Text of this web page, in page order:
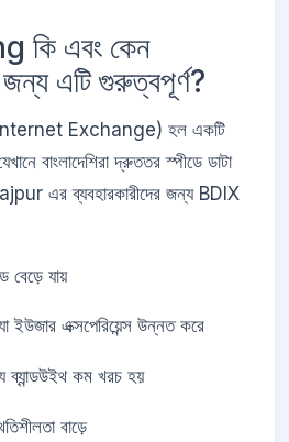
কি এবং কেন
এটি গুরুত্বপূর্ণ?
Exchange) হল একটি
বাংলাদেশিরা দ্রুততর স্পীডে ডাটা
এর ব্যবহারকারীদের জন্য BDIX
বেড়ে যায়
ইউজার এক্সপেরিয়েন্স উন্নত করে
ব্যান্ডউইথ কম খরচ হয়
বাড়ে